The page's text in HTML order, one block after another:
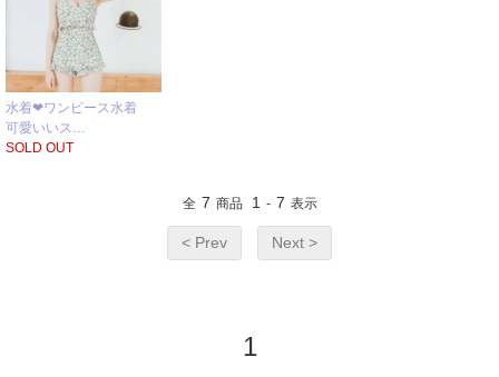
水着❤ワンピース水着
可愛いいス…
SOLD OUT
全 7 商品 1 - 7 表示
< Prev Next >
1